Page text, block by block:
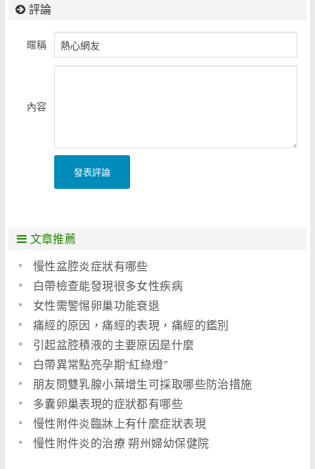
評論
暱稱
內容
發表評論
文章推薦
慢性盆腔炎症狀有哪些
白帶檢查能發現很多女性疾病
女性需警惕卵巢功能衰退
痛經的原因，痛經的表現，痛經的鑑別
引起盆腔積液的主要原因是什麼
白帶異常點亮孕期“紅綠燈”
朋友問雙乳腺小葉增生可採取哪些防治措施
多囊卵巢表現的症狀都有哪些
慢性附件炎臨牀上有什麼症狀表現
慢性附件炎的治療 朔州婦幼保健院